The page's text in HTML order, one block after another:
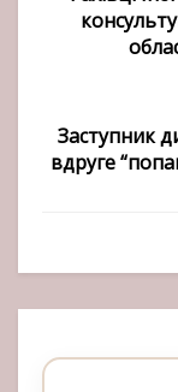
Заступник
вдруге